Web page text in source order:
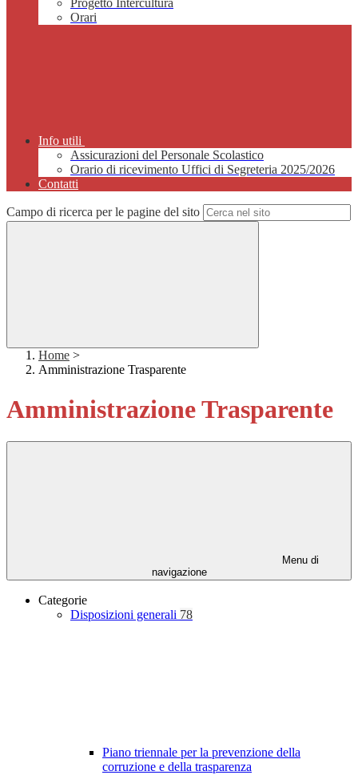
Progetto Intercultura
Orari
Info utili
Assicurazioni del Personale Scolastico
Orario di ricevimento Uffici di Segreteria 2025/2026
Contatti
Campo di ricerca per le pagine del sito
Home >
Amministrazione Trasparente
Amministrazione Trasparente
Menu di
navigazione
Categorie
Disposizioni generali 78
Piano triennale per la prevenzione della
corruzione e della trasparenza